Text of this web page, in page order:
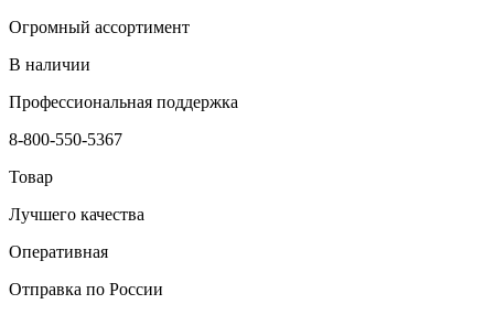
Огромный ассортимент
В наличии
Профессиональная поддержка
8-800-550-5367
Товар
Лучшего качества
Оперативная
Отправка по России